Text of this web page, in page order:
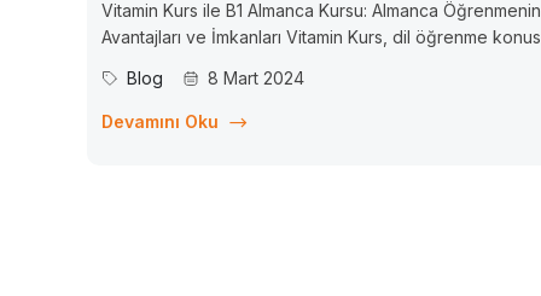
Vitamin Kurs ile B1 Almanca Kursu: Almanca Öğrenmenin
Avantajları ve İmkanları Vitamin Kurs, dil öğrenme
isteyenler için ideal bir çözüm sunmaktadır. Özellikle B1
seviyesinde Almanca kursları, katılımcılara dil becerilerini
Blog 8 Mart 2024
Devamını Oku